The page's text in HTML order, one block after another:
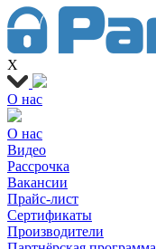
X
О нас
О нас
Видео
Рассрочка
Вакансии
Прайс-лист
Сертификаты
Производители